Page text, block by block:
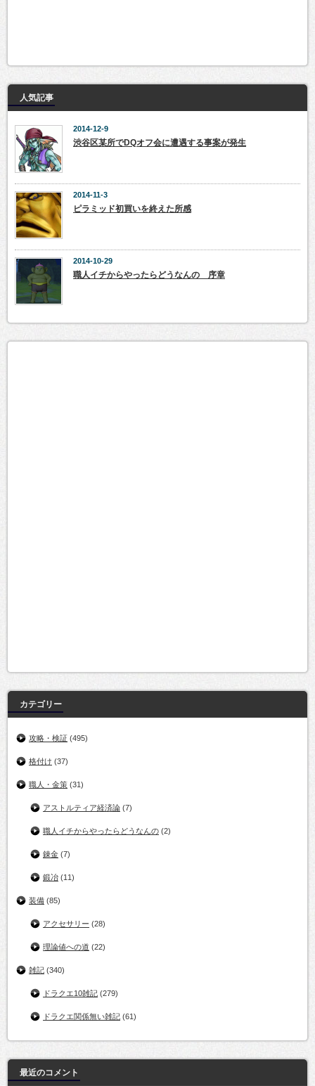
人気記事
2014-12-9
渋谷区某所でDQオフ会に遭遇する事案が発生
2014-11-3
ピラミッド初買いを終えた所感
2014-10-29
職人イチからやったらどうなんの 序章
カテゴリー
攻略・検証 (495)
格付け (37)
職人・金策 (31)
アストルティア経済論 (7)
職人イチからやったらどうなんの (2)
錬金 (7)
鍛冶 (11)
装備 (85)
アクセサリー (28)
理論値への道 (22)
雑記 (340)
ドラクエ10雑記 (279)
ドラクエ関係無い雑記 (61)
最近のコメント